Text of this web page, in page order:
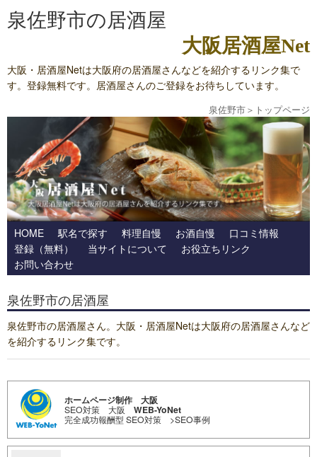
泉佐野市の居酒屋
大阪居酒屋Net
大阪・居酒屋Netは大阪府の居酒屋さんなどを紹介するリンク集で
す。登録無料です。居酒屋さんのご登録をお待ちしています。
泉佐野市＞ トップページ
HOME 駅名で探す 料理自慢 お酒自慢
口コミ情報
登録（無料）
当サイトについて
お役立ちリンク
お問い合わせ
泉佐野市の居酒屋
泉佐野市の居酒屋さん。大阪・居酒屋Netは大阪府の居酒屋さんなど
を紹介するリンク集です。
ホームページ制作 大阪
SEO対策 大阪 WEB-YoNet
完全成功報酬型 SEO対策 >SEO事例